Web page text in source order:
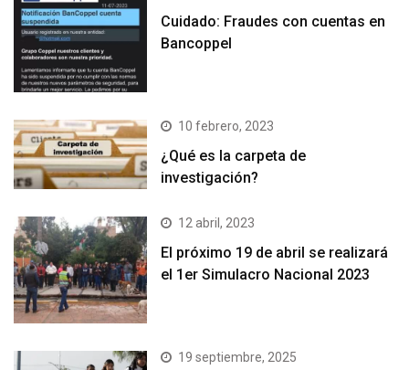
Cuidado: Fraudes con cuentas en
Bancoppel
10 febrero, 2023
¿Qué es la carpeta de
investigación?
12 abril, 2023
El próximo 19 de abril se realizará
el 1er Simulacro Nacional 2023
19 septiembre, 2025